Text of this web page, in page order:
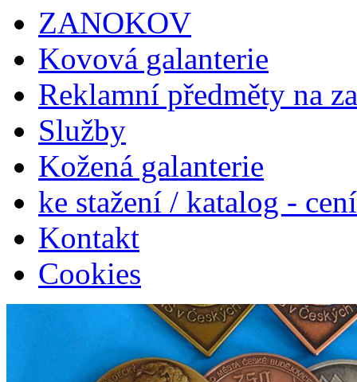
ZANOKOV
Kovová galanterie
Reklamní předměty na
Služby
Kožená galanterie
ke stažení / katalog -
Kontakt
Cookies